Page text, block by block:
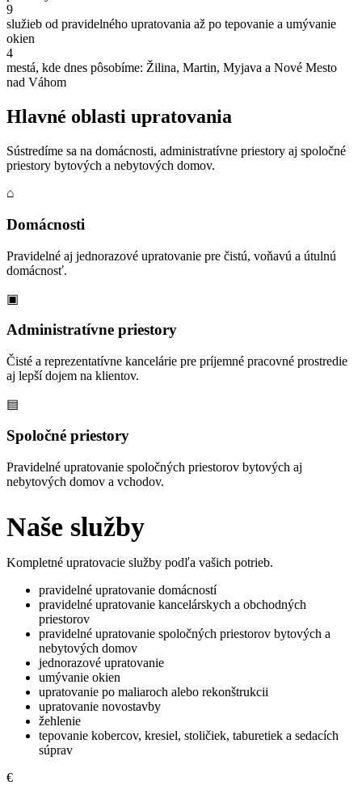
9
služieb od pravidelného upratovania až po tepovanie a umývanie
okien
4
mestá, kde dnes pôsobíme: Žilina, Martin, Myjava a Nové Mesto
nad Váhom
Hlavné oblasti upratovania
Sústredíme sa na domácnosti, administratívne priestory aj spoločné
priestory bytových a nebytových domov.
⌂
Domácnosti
Pravidelné aj jednorazové upratovanie pre čistú, voňavú a útulnú
domácnosť.
▣
Administratívne priestory
Čisté a reprezentatívne kancelárie pre príjemné pracovné prostredie
aj lepší dojem na klientov.
▤
Spoločné priestory
Pravidelné upratovanie spoločných priestorov bytových aj
nebytových domov a vchodov.
Naše služby
Kompletné upratovacie služby podľa vašich potrieb.
pravidelné upratovanie domácností
pravidelné upratovanie kancelárskych a obchodných
priestorov
pravidelné upratovanie spoločných priestorov bytových a
nebytových domov
jednorazové upratovanie
umývanie okien
upratovanie po maliaroch alebo rekonštrukcii
upratovanie novostavby
žehlenie
tepovanie kobercov, kresiel, stoličiek, taburetiek a sedacích
súprav
€